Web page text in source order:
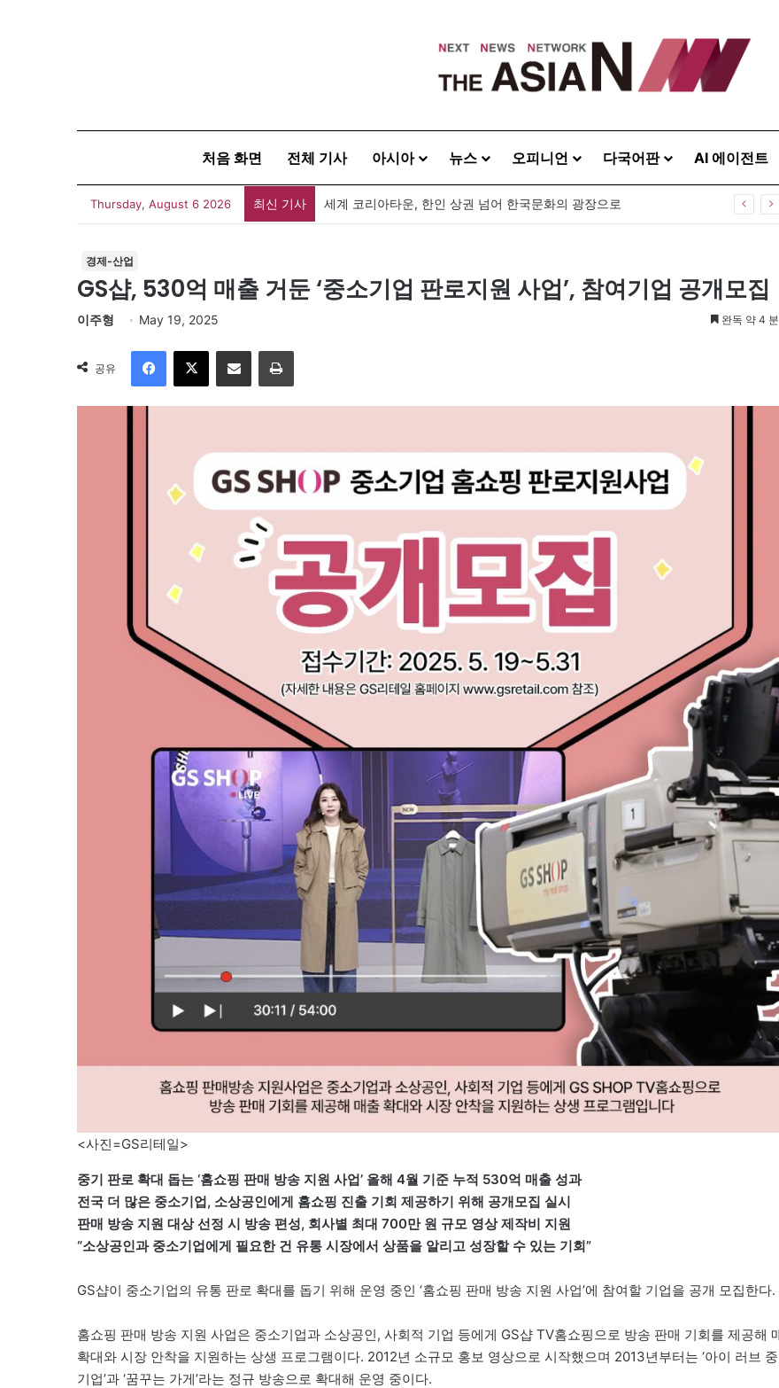
처음 화면 전체 기사 아시아 뉴스 오피니언 다국어판 AI 에이전트
Thursday, August 6 2026 최신 기사 세계 코리아타운, 한인 상권 넘어 한국문화의 광장으로
경제-산업
GS샵, 530억 매출 거둔 ‘중소기업 판로지원 사업’, 참여기업 공개모집
이주형 May 19, 2025 완독 약 4
공유
Facebook
X 이메일 인쇄
<사진=GS리테일>
중기 판로 확대 돕는 ‘홈쇼핑 판매 방송 지원 사업’ 올해 4월 기준 누적 530억 매출 성과
전국 더 많은 중소기업, 소상공인에게 홈쇼핑 진출 기회 제공하기 위해 공개모집 실시
판매 방송 지원 대상 선정 시 방송 편성, 회사별 최대 700만 원 규모 영상 제작비 지원
“소상공인과 중소기업에게 필요한 건 유통 시장에서 상품을 알리고 성장할 수 있는 기회”
GS샵이 중소기업의 유통 판로 확대를 돕기 위해 운영 중인 ‘홈쇼핑 판매 방송 지원 사업’에 참여할 기업을 공개 모집한다.
홈쇼핑 판매 방송 지원 사업은 중소기업과 소상공인, 사회적 기업 등에게 GS샵 TV홈쇼핑으로 방송 판매 기회를 제공해
확대와 시장 안착을 지원하는 상생 프로그램이다. 2012년 소규모 홍보 영상으로 시작했으며 2013년부터는 ‘아이 러브
기업’과 ‘꿈꾸는 가게’라는 정규 방송으로 확대해 운영 중이다.